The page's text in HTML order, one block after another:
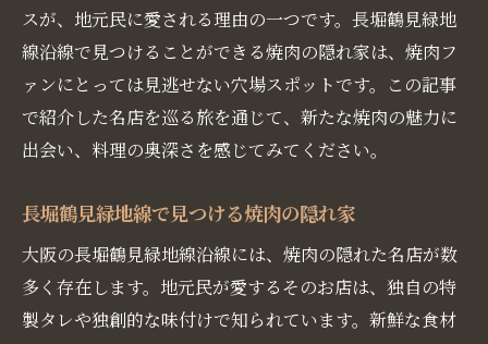
スが、地元民に愛される理由の一つです。長堀鶴見緑地
線沿線で見つけることができる焼肉の隠れ家は、焼肉フ
ァンにとっては見逃せない穴場スポットです。この記事
で紹介した名店を巡る旅を通じて、新たな焼肉の魅力に
出会い、料理の奥深さを感じてみてください。
長堀鶴見緑地線で見つける焼肉の隠れ家
大阪の長堀鶴見緑地線沿線には、焼肉の隠れた名店が数
多く存在します。地元民が愛するそのお店は、独自の特
製タレや独創的な味付けで知られています。新鮮な食材